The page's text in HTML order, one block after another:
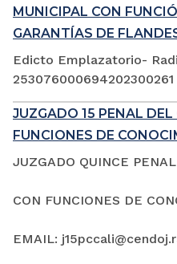
MUNICIPAL CON
GARANTÍAS DE
Edicto Emplazatorio-
253076000694202300261
JUZGADO 15 PENAL
FUNCIONES DE
JUZGADO QUINCE
CON FUNCIONES DE
EMAIL: